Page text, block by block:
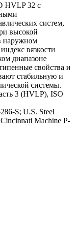
HVLP 32 с
систем,
высокой
наружном
вязкости
диапазоне
свойства и
стабильную и
системы.
3 (HVLP), ISO
S; U.S. Steel
Machine P-